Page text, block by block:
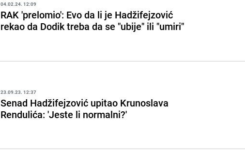
04.02.24. 12:09
RAK 'prelomio': Evo da li je Hadžifejzović
rekao da Dodik treba da se "ubije" ili "umiri"
23.09.23. 12:37
Senad Hadžifejzović upitao Krunoslava
Rendulića: 'Jeste li normalni?'